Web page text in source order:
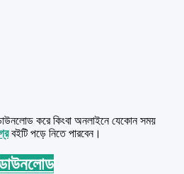
করে কিংবা অনলাইনে যেকোন সময়
বইটি পড়ে নিতে পারবেন।